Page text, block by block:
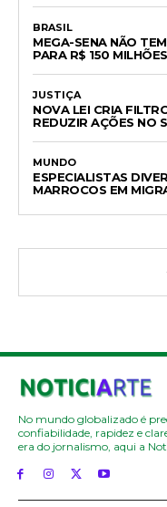
BRASIL
MEGA-SENA NÃO
PARA R$ 150 MILHÕES
JUSTIÇA
NOVA LEI CRIA
REDUZIR AÇÕES NO
MUNDO
ESPECIALISTAS
MARROCOS EM
No mundo globalizado é
confiabilidade, rapidez e
era do jornalismo, aqui a